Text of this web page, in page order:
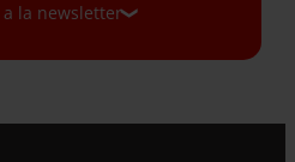
la newsletter